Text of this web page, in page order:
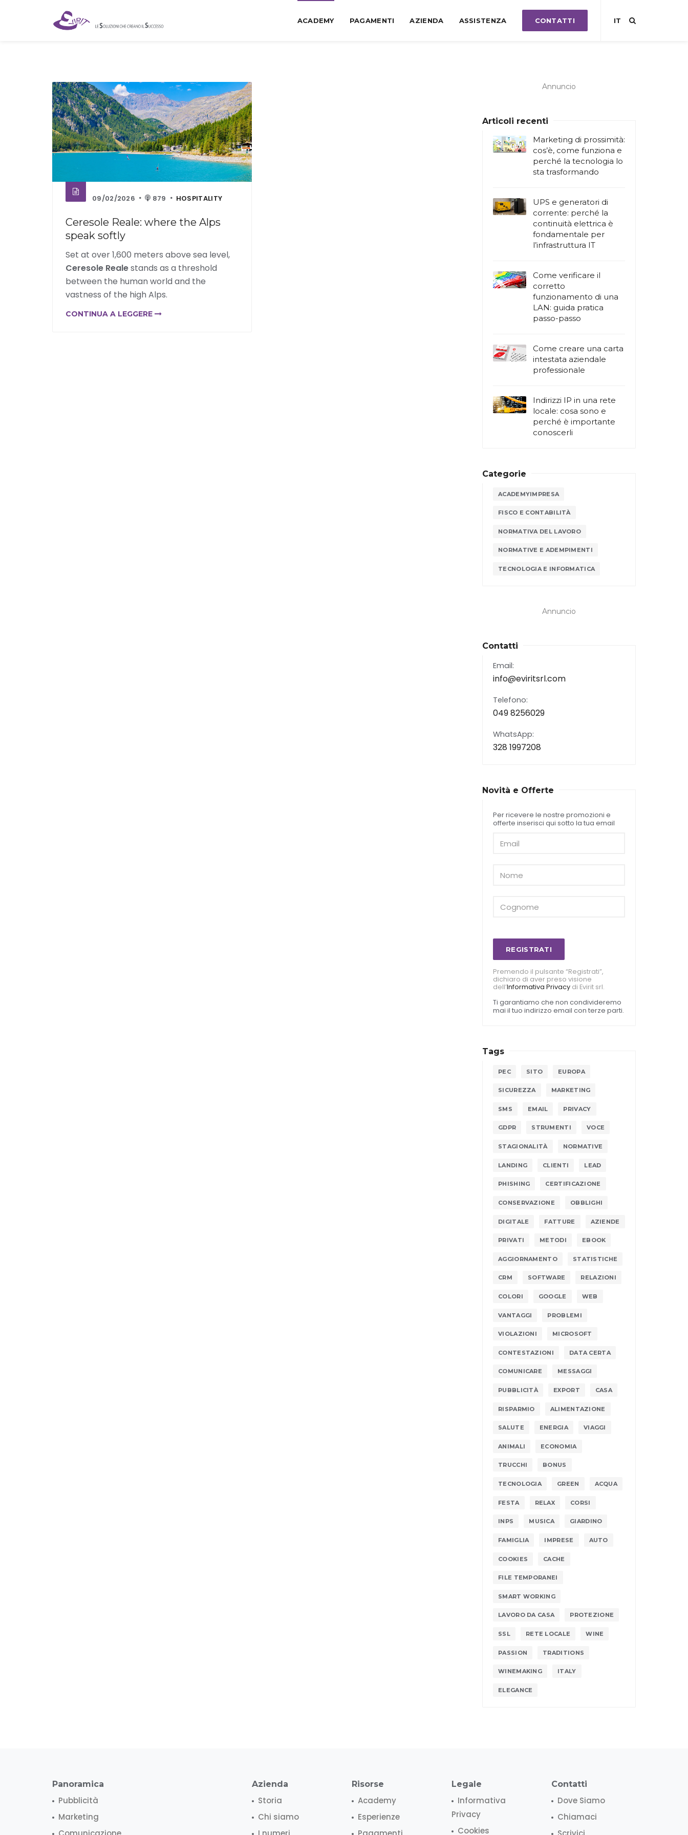
IT
ACADEMY PAGAMENTI AZIENDA ASSISTENZA CONTATTI
09/02/2026 879 HOSPITALITY
Ceresole Reale: where the Alps
speak softly
Set at over 1,600 meters above sea level,
Ceresole Realestands as a threshold
between the human world and the
vastness of the high Alps.
CONTINUA A LEGGERE
Annuncio
Articoli recenti
Marketing di prossimità:
cos’è, come funziona e
perché la tecnologia lo
sta trasformando
UPS e generatori di
corrente: perché la
continuità elettrica è
fondamentale per
l’infrastruttura IT
Come verificare il
corretto
funzionamento di una
LAN: guida pratica
passo-passo
Come creare una carta
intestata aziendale
professionale
Indirizzi IP in una rete
locale: cosa sono e
perché è importante
conoscerli
Categorie
ACADEMYIMPRESA
FISCO E CONTABILITÀ
NORMATIVA DEL LAVORO
NORMATIVE E ADEMPIMENTI
TECNOLOGIA E INFORMATICA
Annuncio
Contatti
Email:
info@eviritsrl.com
Telefono:
049 8256029
WhatsApp:
328 1997208
Novità e Offerte
Per ricevere le nostre promozioni e
offerte inserisci qui sotto la tua email
REGISTRATI
Premendo il pulsante “Registrati”,
dichiaro di aver preso visione
dell’Informativa Privacy di Evirit srl.
Ti garantiamo che non condivideremo
mai il tuo indirizzo email con terze parti.
Tags
PEC SITO EUROPA
SICUREZZA MARKETING
SMS EMAIL PRIVACY
GDPR STRUMENTI VOCE
STAGIONALITÀ NORMATIVE
LANDING CLIENTI LEAD
PHISHING CERTIFICAZIONE
CONSERVAZIONE OBBLIGHI
DIGITALE FATTURE AZIENDE
PRIVATI METODI EBOOK
AGGIORNAMENTO STATISTICHE
CRM SOFTWARE RELAZIONI
COLORI GOOGLE WEB
VANTAGGI PROBLEMI
VIOLAZIONI MICROSOFT
CONTESTAZIONI DATA CERTA
COMUNICARE MESSAGGI
PUBBLICITÀ EXPORT CASA
RISPARMIO ALIMENTAZIONE
SALUTE ENERGIA VIAGGI
ANIMALI ECONOMIA
TRUCCHI BONUS
TECNOLOGIA GREEN ACQUA
FESTA RELAX CORSI
INPS MUSICA GIARDINO
FAMIGLIA IMPRESE AUTO
COOKIES CACHE
FILE TEMPORANEI
SMART WORKING
LAVORO DA CASA PROTEZIONE
SSL RETE LOCALE WINE
PASSION TRADITIONS
WINEMAKING ITALY
ELEGANCE
Panoramica
Pubblicità
Marketing
Azienda
Storia
Chi siamo
Risorse
Academy
Esperienze
Legale
Informativa
Privacy
Cookies
Contatti
Dove Siamo
Chiamaci